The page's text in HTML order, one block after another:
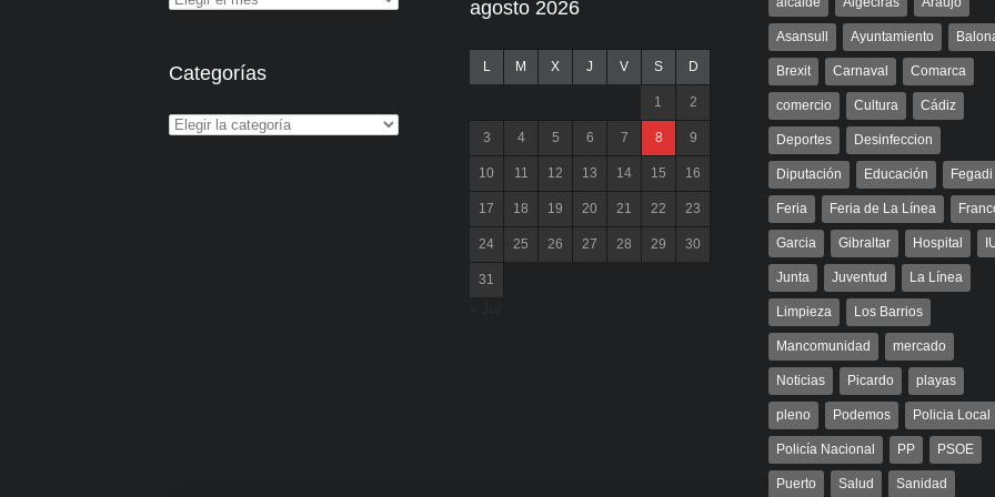
Categorías
agosto 2026
L M X J V S D
1 2
3 4 5 6 7 8 9
10 11 12 13 14 15 16
17 18 19 20 21 22 23
24 25 26 27 28 29 30
31
Asansull Ayuntamiento
Brexit Carnaval Comarca
comercio Cultura Cádiz
Deportes Desinfeccion
Diputación Educación Fegadi
Feria Feria de La Línea
Garcia Gibraltar Hospital
Junta Juventud La Línea
Limpieza Los Barrios
Mancomunidad mercado
Noticias Picardo playas
pleno Podemos Policia Local
Policía Nacional PP PSOE
Puerto Salud Sanidad